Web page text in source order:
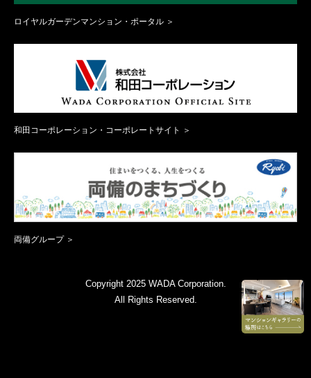
ロイヤルガーデンマンション・ポータル ＞
和田コーポレーション・コーポレートサイト ＞
両備グループ ＞
Copyright 2025 WADA Corporation.
All Rights Reserved.